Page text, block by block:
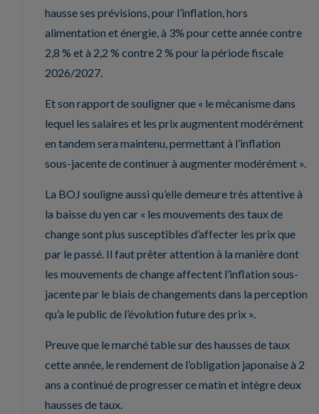
hausse ses prévisions, pour l’inflation, hors
alimentation et énergie, à 3% pour cette année contre
2,8 % et à 2,2 % contre 2 % pour la période fiscale
2026/2027.
Et son rapport de souligner que « le mécanisme dans
lequel les salaires et les prix augmentent modérément
en tandem sera maintenu, permettant à l’inflation
sous-jacente de continuer à augmenter modérément ».
La BOJ souligne aussi qu’elle demeure très attentive à
la baisse du yen car « les mouvements des taux de
change sont plus susceptibles d’affecter les prix que
par le passé. Il faut prêter attention à la manière dont
les mouvements de change affectent l’inflation sous-
jacente par le biais de changements dans la perception
qu’a le public de l’évolution future des prix ».
Preuve que le marché table sur des hausses de taux
cette année, le rendement de l’obligation japonaise à 2
ans a continué de progresser ce matin et intègre deux
hausses de taux.